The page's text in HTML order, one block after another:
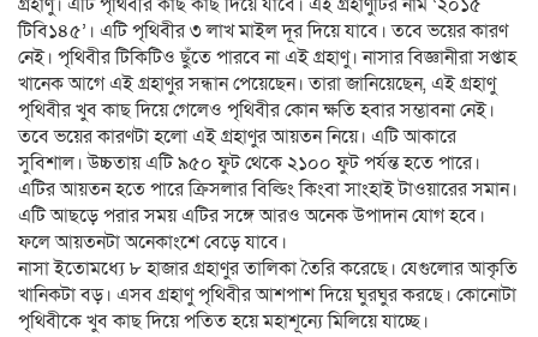
টিবি১৪৫’। এটি পৃথিবীর ৩ লাখ মাইল দূর দিয়ে যাবে। তবে ভয়ের কারণ
নেই। পৃথিবীর টিকিটিও ছুঁতে পারবে না এই গ্রহাণু। নাসার বিজ্ঞানীরা সপ্তাহ
খানেক আগে এই গ্রহাণুর সন্ধান পেয়েছেন। তারা জানিয়েছেন, এই গ্রহাণু
পৃথিবীর খুব কাছ দিয়ে গেলেও পৃথিবীর কোন ক্ষতি হবার সম্ভাবনা নেই।
তবে ভয়ের কারণটা হলো এই গ্রহাণুর আয়তন নিয়ে। এটি আকারে
সুবিশাল। উচ্চতায় এটি ৯৫০ ফুট থেকে ২১০০ ফুট পর্যন্ত হতে পারে।
এটির আয়তন হতে পারে ক্রিসলার বিল্ডিং কিংবা সাংহাই টাওয়ারের সমান।
এটি আছড়ে পরার সময় এটির সঙ্গে আরও অনেক উপাদান যোগ হবে।
ফলে আয়তনটা অনেকাংশে বেড়ে যাবে।
নাসা ইতোমধ্যে ৮ হাজার গ্রহাণুর তালিকা তৈরি করেছে। যেগুলোর আকৃতি
খানিকটা বড়। এসব গ্রহাণু পৃথিবীর আশপাশ দিয়ে ঘুরঘুর করছে। কোনোটা
পৃথিবীকে খুব কাছ দিয়ে পতিত হয়ে মহাশূন্যে মিলিয়ে যাচ্ছে।